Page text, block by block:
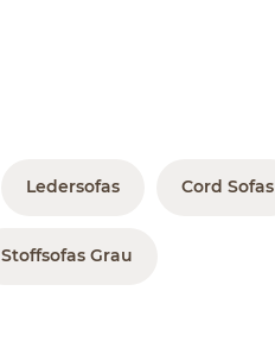
Ledersofas Cord Sofas
Stoffsofas Grau